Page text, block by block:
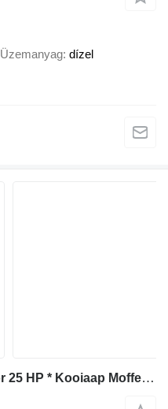
Üzemanyag dízel
Moffet M4 20.1 * Kubota Motor 25 HP * Kooiaap Moffet M4 20.1 * 2